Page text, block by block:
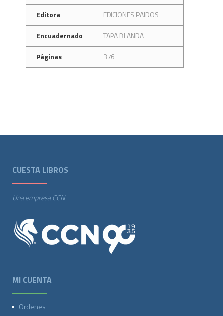
Editora
EDICIONES PAIDOS
Encuadernado
TAPA BLANDA
Páginas
376
CUESTA LIBROS
Una empresa CCN
MI CUENTA
Ordenes